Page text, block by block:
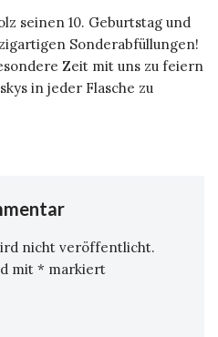
seinen 10. Geburtstag und
Sonderabfüllungen!
Zeit mit uns zu feiern
in jeder Flasche zu
nicht veröffentlicht.
mit * markiert